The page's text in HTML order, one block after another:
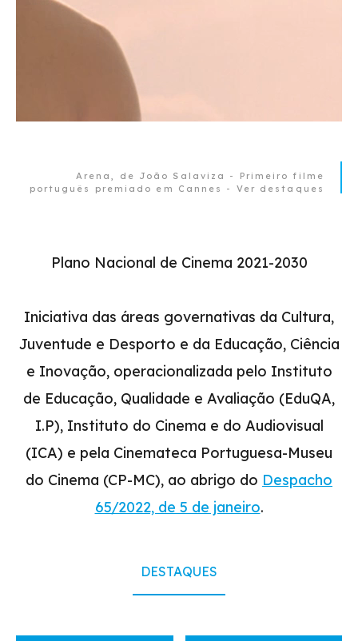
Arena, de João Salaviza - Primeiro filme
português premiado em Cannes - Ver destaques
Plano Nacional de Cinema 2021-2030
Iniciativa das áreas governativas da Cultura,
Juventude e Desporto e da Educação, Ciência
e Inovação, operacionalizada pelo Instituto
de Educação, Qualidade e Avaliação (EduQA,
I.P), Instituto do Cinema e do Audiovisual
(ICA) e pela Cinemateca Portuguesa-Museu
do Cinema (CP-MC), ao abrigo do Despacho
65/2022, de 5 de janeiro.
DESTAQUES